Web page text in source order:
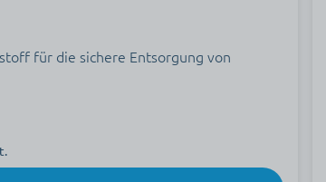
für die sichere Entsorgung von